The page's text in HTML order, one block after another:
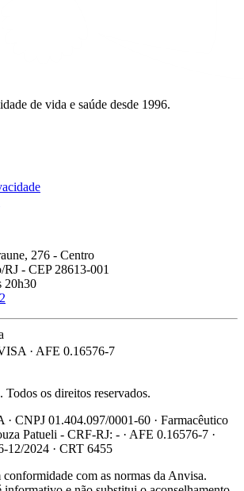
de vida e saúde desde 1996.
276 - Centro
- CEP 28613-001
20h30
· AFE 0.16576-7
os direitos reservados.
CNPJ 01.404.097/0001-60 · Farmacêutico
Patueli - CRF-RJ: - · AFE 0.16576-7 ·
12/2024 · CRT 6455
com as normas da Anvisa.